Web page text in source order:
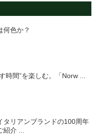
何色か？
時間”を楽しむ。「Norw ...
タリアンブランドの100周年
紹介 ...